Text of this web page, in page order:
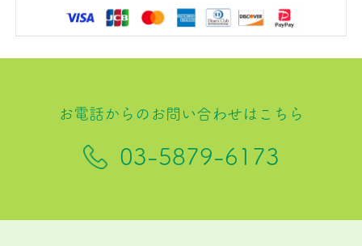
お電話からのお問い合わせはこちら
03-5879-6173